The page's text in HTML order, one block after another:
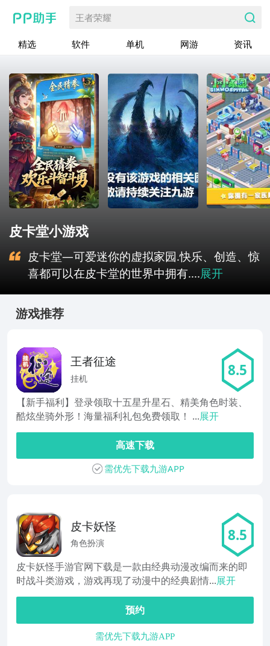
王者荣耀
精选 软件 单机 网游 资讯
皮卡堂小游戏
皮卡堂—可爱迷你的虚拟家园.快乐、创造、惊
喜都可以在皮卡堂的世界中拥有....展开
游戏推荐
王者征途
挂机 8.5
【新手福利】登录领取十五星升星石、精美角色时装、
酷炫坐骑外形！海量福利礼包免费领取！ ...展开
高速下载
需优先下载九游APP
皮卡妖怪
角色扮演 8.5
皮卡妖怪手游官网下载是一款由经典动漫改编而来的即
时战斗类游戏，游戏再现了动漫中的经典剧情...展开
预约
需优先下载九游APP